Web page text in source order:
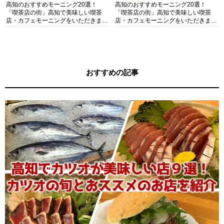
高知のおすすめモーニング20選！
「喫茶店の街」高知で美味しい喫茶
店・カフェモーニングをいただきま
高知のおすすめモーニング20選！
「喫茶店の街」高知で美味しい喫茶
店・カフェモーニングをいただきま
おすすめの記事